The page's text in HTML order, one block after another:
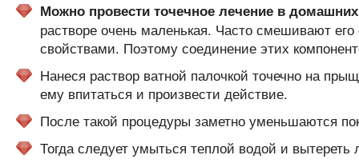
Можно провести точечное лечение в
растворе очень маленькая. Часто смешивают
свойствами. Поэтому соединение этих
Нанеся раствор ватной палочкой точечно на
ему впитаться и произвести действие.
После такой процедуры заметно уменьшаются
Тогда следует умыться теплой водой и